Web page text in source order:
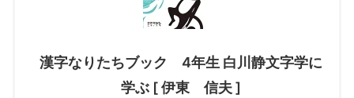
漢字なりたちブック 4年生 白川静文字学に
学ぶ [ 伊東 信夫 ]